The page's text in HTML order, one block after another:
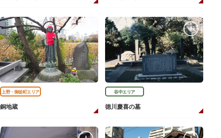
上野・御徒町エリア
銅地蔵
谷中エリア
徳川慶喜の墓